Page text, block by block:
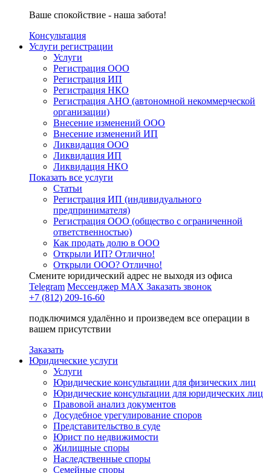
Ваше спокойствие - наша забота!
Консультация
Услуги регистрации
Услуги
Регистрация ООО
Регистрация ИП
Регистрация НКО
Регистрация АНО (автономной некоммерческой
организации)
Внесение изменений ООО
Внесение изменений ИП
Ликвидация ООО
Ликвидация ИП
Ликвидация НКО
Показать все услуги
Статьи
Регистрация ИП (индивидуального
предпринимателя)
Регистрация ООО (общество с ограниченной
ответственностью)
Как продать долю в ООО
Открыли ИП? Отлично!
Открыли ООО? Отлично!
Смените юридический адрес не выходя из офиса
Telegram Мессенджер MAX Заказать звонок
+7 (812) 209-16-60
подключимся удалённо и произведем все операции в
вашем присутствии
Заказать
Юридические услуги
Услуги
Юридические консультации для физических лиц
Юридические консультации для юридических лиц
Правовой анализ документов
Досудебное урегулирование споров
Представительство в суде
Юрист по недвижимости
Жилищные споры
Наследственные споры
Семейные споры